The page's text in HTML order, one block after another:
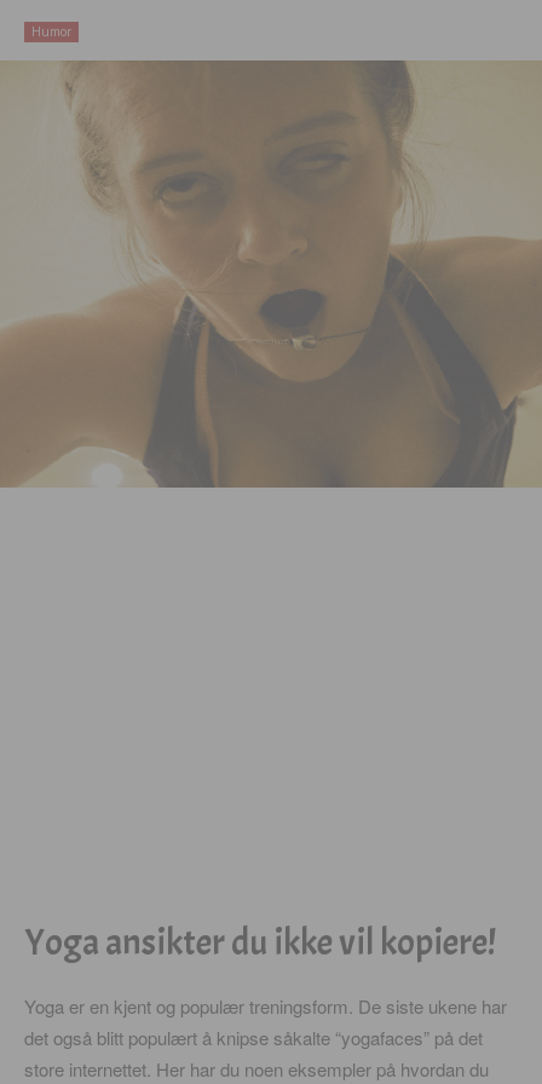
Humor
Yoga ansikter du ikke vil kopiere!
Yoga er en kjent og populær treningsform. De siste ukene har
det også blitt populært å knipse såkalte “yogafaces” på det
store internettet. Her har du noen eksempler på hvordan du